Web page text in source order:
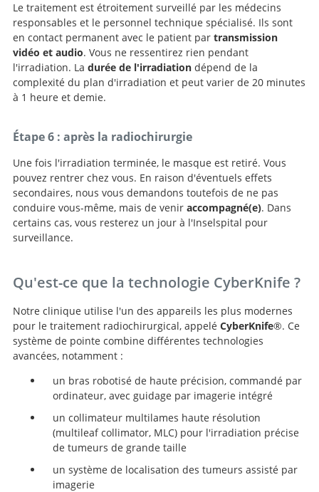
Le traitement est étroitement surveillé par les médecins
responsables et le personnel technique spécialisé. Ils sont
en contact permanent avec le patient par transmission
vidéo et audio. Vous ne ressentirez rien pendant
l'irradiation. La durée de l'irradiationdépend de la
complexité du plan d'irradiation et peut varier de 20 minutes
à 1 heure et demie.
Étape 6 : après la radiochirurgie
Une fois l'irradiation terminée, le masque est retiré. Vous
pouvez rentrer chez vous. En raison d'éventuels effets
secondaires, nous vous demandons toutefois de ne pas
conduire vous-même, mais de venir accompagné(e). Dans
certains cas, vous resterez un jour à l'Inselspital pour
surveillance.
Qu'est-ce que la technologie CyberKnife ?
Notre clinique utilise l'un des appareils les plus modernes
pour le traitement radiochirurgical, appelé CyberKnife®. Ce
système de pointe combine différentes technologies
avancées, notamment :
un bras robotisé de haute précision, commandé par
ordinateur, avec guidage par imagerie intégré
un collimateur multilames haute résolution
(multileaf collimator, MLC) pour l'irradiation précise
de tumeurs de grande taille
un système de localisation des tumeurs assisté par
imagerie